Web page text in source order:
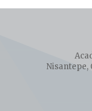
Nisantepe,